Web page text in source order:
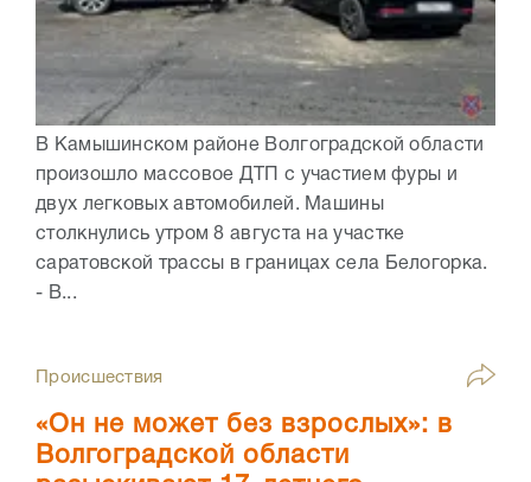
В Камышинском районе Волгоградской области
произошло массовое ДТП с участием фуры и
двух легковых автомобилей. Машины
столкнулись утром 8 августа на участке
саратовской трассы в границах села Белогорка.
- В...
Происшествия
«Он не может без взрослых»: в
Волгоградской области